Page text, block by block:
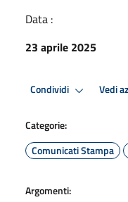
Data :
23 aprile 2025
Condividi Vedi
Categorie:
Comunicati Stampa
Argomenti: